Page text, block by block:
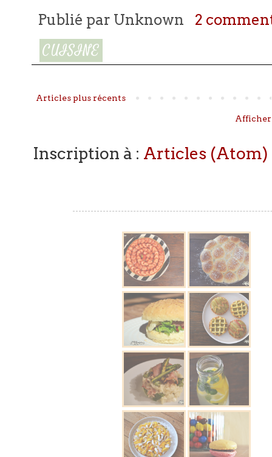
Publié par Unknown 2
CUISINE
Articles plus récents
Afficher
Inscription à : Articles (Atom)